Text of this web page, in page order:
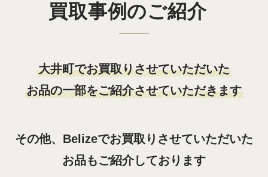
買取事例のご紹介
大井町でお買取りさせていただいた
お品の一部をご紹介させていただきます
その他、Belizeでお買取りさせていただいた
お品もご紹介しております